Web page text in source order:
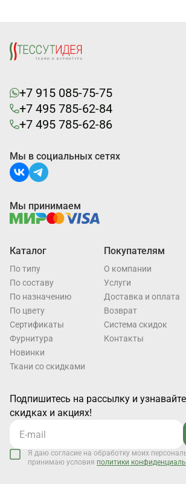
+7 915 085-75-75
+7 495 785-62-84
+7 495 785-62-86
Каталог
По типу
По составу
По назначению
По цвету
Cертификаты
Фурнитура
Новинки
Ткани со скидками
Покупателям
О компании
Услуги
Доставка и оплата
Возврат
Система скидок
Контакты
Подпишитесь на рассылку и
скидках и акциях!
Я даю согласие на обработку моих
принимаю условия политики
Мы в социальных сетях
Мы принимаем